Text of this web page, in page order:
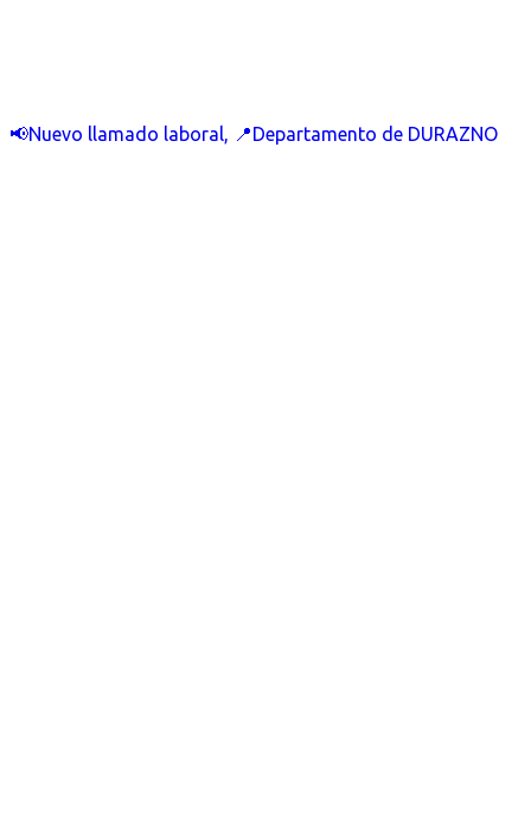
📢Nuevo llamado laboral, 📍Departamento de DURAZNO